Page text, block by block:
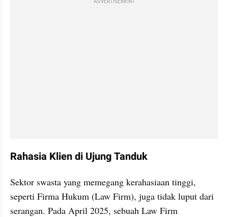
Rahasia Klien di Ujung Tanduk
Sektor swasta yang memegang kerahasiaan tinggi,
seperti Firma Hukum (Law Firm), juga tidak luput dari
serangan. Pada April 2025, sebuah Law Firm